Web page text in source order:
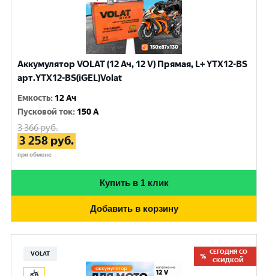
Аккумулятор VOLAT (12 Ач, 12 V) Прямая, L+ YTX12-BS
арт.YTX12-BS(iGEL)Volat
Емкость: 12 Ач
Пусковой ток: 150 A
3 366руб.
3 258 руб.
при обмене
Купить в 1 клик
Добавить в корзину
VOLAT
СЕГОДНЯ СО
СКИДКОЙ